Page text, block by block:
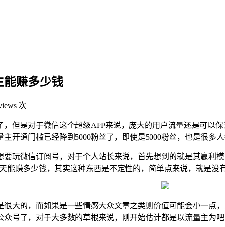
能赚多少钱
次
但是对于微信这个超级APP来说，庞大的用户流量还是可以
开通门槛已经降到5000粉丝了，即使是5000粉丝，也是很多人
玩微信订阅号，对于个人站长来说，首先想到的就是其赢利
能赚多少钱，其实这种东西是不定性的，简单点来说，就是没
大的，而如果是一些情感大众文章之类则价值可能会小一点
号了，对于大多数的草根来说，刚开始估计都是以流量主为